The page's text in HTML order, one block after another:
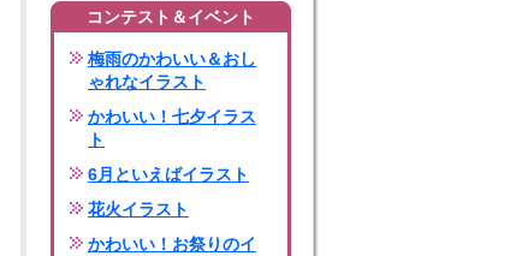
コンテスト＆イベント
梅雨のかわいい＆おし
ゃれなイラスト
かわいい！七夕イラス
ト
6月といえばイラスト
花火イラスト
かわいい！お祭りのイ